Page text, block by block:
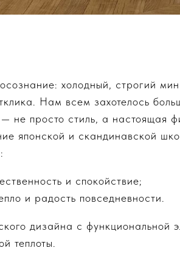
холодный, строгий
Нам всем захотелось
не просто стиль, а настоящая
японской и скандинавской
и спокойствие;
и радость повседневности.
дизайна с функциональной
теплоты.